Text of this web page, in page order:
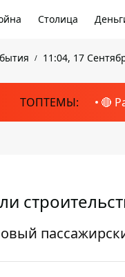
Столица
11:04, 17
ТОПТЕМЫ: 🔴